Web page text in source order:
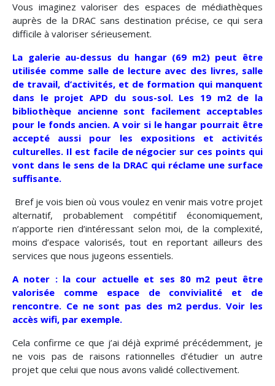
Vous imaginez valoriser des espaces de médiathèques
auprès de la DRAC sans destination précise, ce qui sera
difficile à valoriser sérieusement.
La galerie au-dessus du hangar (69 m2) peut être
utilisée comme salle de lecture avec des livres, salle
de travail, d’activités, et de formation qui manquent
dans le projet APD du sous-sol. Les 19 m2 de la
bibliothèque ancienne sont facilement acceptables
pour le fonds ancien. A voir si le hangar pourrait être
accepté aussi pour les expositions et activités
culturelles. Il est facile de négocier sur ces points qui
vont dans le sens de la DRAC qui réclame une surface
suffisante.
Bref je vois bien où vous voulez en venir mais votre projet
alternatif, probablement compétitif économiquement,
n’apporte rien d’intéressant selon moi, de la complexité,
moins d’espace valorisés, tout en reportant ailleurs des
services que nous jugeons essentiels.
A noter : la cour actuelle et ses 80 m2 peut être
valorisée comme espace de convivialité et de
rencontre. Ce ne sont pas des m2 perdus. Voir les
accès wifi, par exemple.
Cela confirme ce que j’ai déjà exprimé précédemment, je
ne vois pas de raisons rationnelles d’étudier un autre
projet que celui que nous avons validé collectivement.